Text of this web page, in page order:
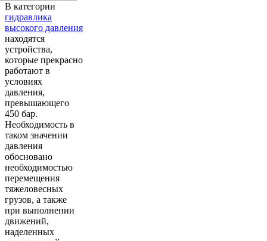
В категории
гидравлика
высокого давления
находятся
устройства,
которые прекрасно
работают в
условиях
давления,
превышающего
450 бар.
Необходимость в
таком значении
давления
обосновано
необходимостью
перемещения
тяжеловесных
грузов, а также
при выполнении
движений,
наделенных